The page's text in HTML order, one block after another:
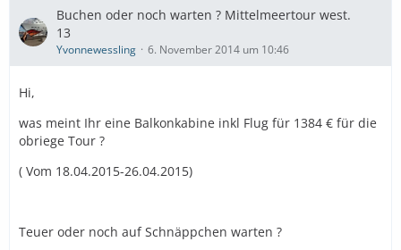
Buchen oder noch warten ? Mittelmeertour west.
13
Yvonnewessling 6. November 2014 um 10:46
Hi,
was meint Ihr eine Balkonkabine inkl Flug für 1384 € für die
obriege Tour ?
( Vom 18.04.2015-26.04.2015)
Teuer oder noch auf Schnäppchen warten ?